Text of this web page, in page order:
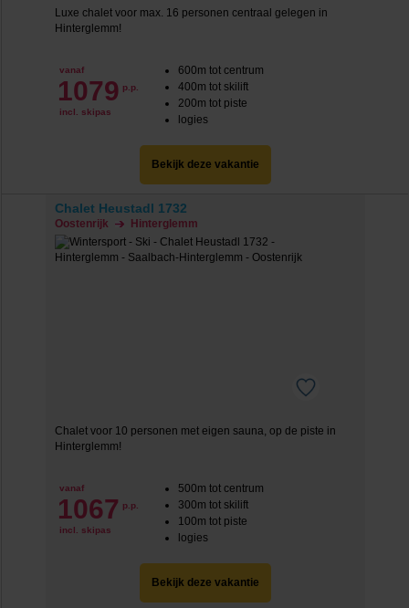
Luxe chalet voor max. 16 personen centraal gelegen in
Hinterglemm!
vanaf
1079 p.p.
incl. skipas
600m tot centrum
400m tot skilift
200m tot piste
logies
Bekijk deze vakantie
Chalet Heustadl 1732
Oostenrijk Hinterglemm
Chalet voor 10 personen met eigen sauna, op de piste in
Hinterglemm!
vanaf
1067 p.p.
incl. skipas
500m tot centrum
300m tot skilift
100m tot piste
logies
Bekijk deze vakantie